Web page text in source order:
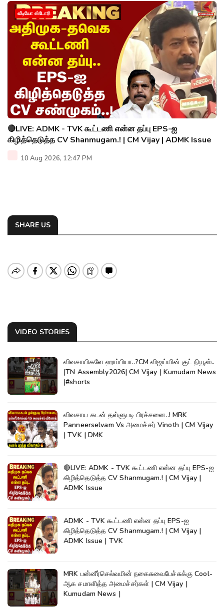
வீடியோ ஸ்டோரி
🔴LIVE: ADMK - TVK கூட்டணி என்ன தப்பு EPS-ஐ
கிழித்தெடுத்த CV Shanmugam.! | CM Vijay | ADMK Issue
10 Aug 2026, 12:47 PM
SHARE US
VIDEO STORIES
விவசாயிகளே ஹாப்பியா..?CM விஜய்யின் குட் நியூஸ்..
|TN Assembly2026| CM Vijay | Kumudam News
|#shorts
விவசாய கடன் தள்ளுபடி பிரச்சனை..! MRK
Panneerselvam Vs அமைச்சர் Vinoth | CM Vijay
| TVK | DMK
🔴LIVE: ADMK - TVK கூட்டணி என்ன தப்பு EPS-ஐ
கிழித்தெடுத்த CV Shanmugam.! | CM Vijay |
ADMK Issue
ADMK - TVK கூட்டணி என்ன தப்பு EPS-ஐ
கிழித்தெடுத்த CV Shanmugam.! | CM Vijay |
ADMK Issue | TVK
MRK பன்னீர்செல்வமின் நகைசுவைபேச்சுக்கு Cool-
ஆக சமாளித்த அமைச்சர்கள் | CM Vijay |
Kumudam News |